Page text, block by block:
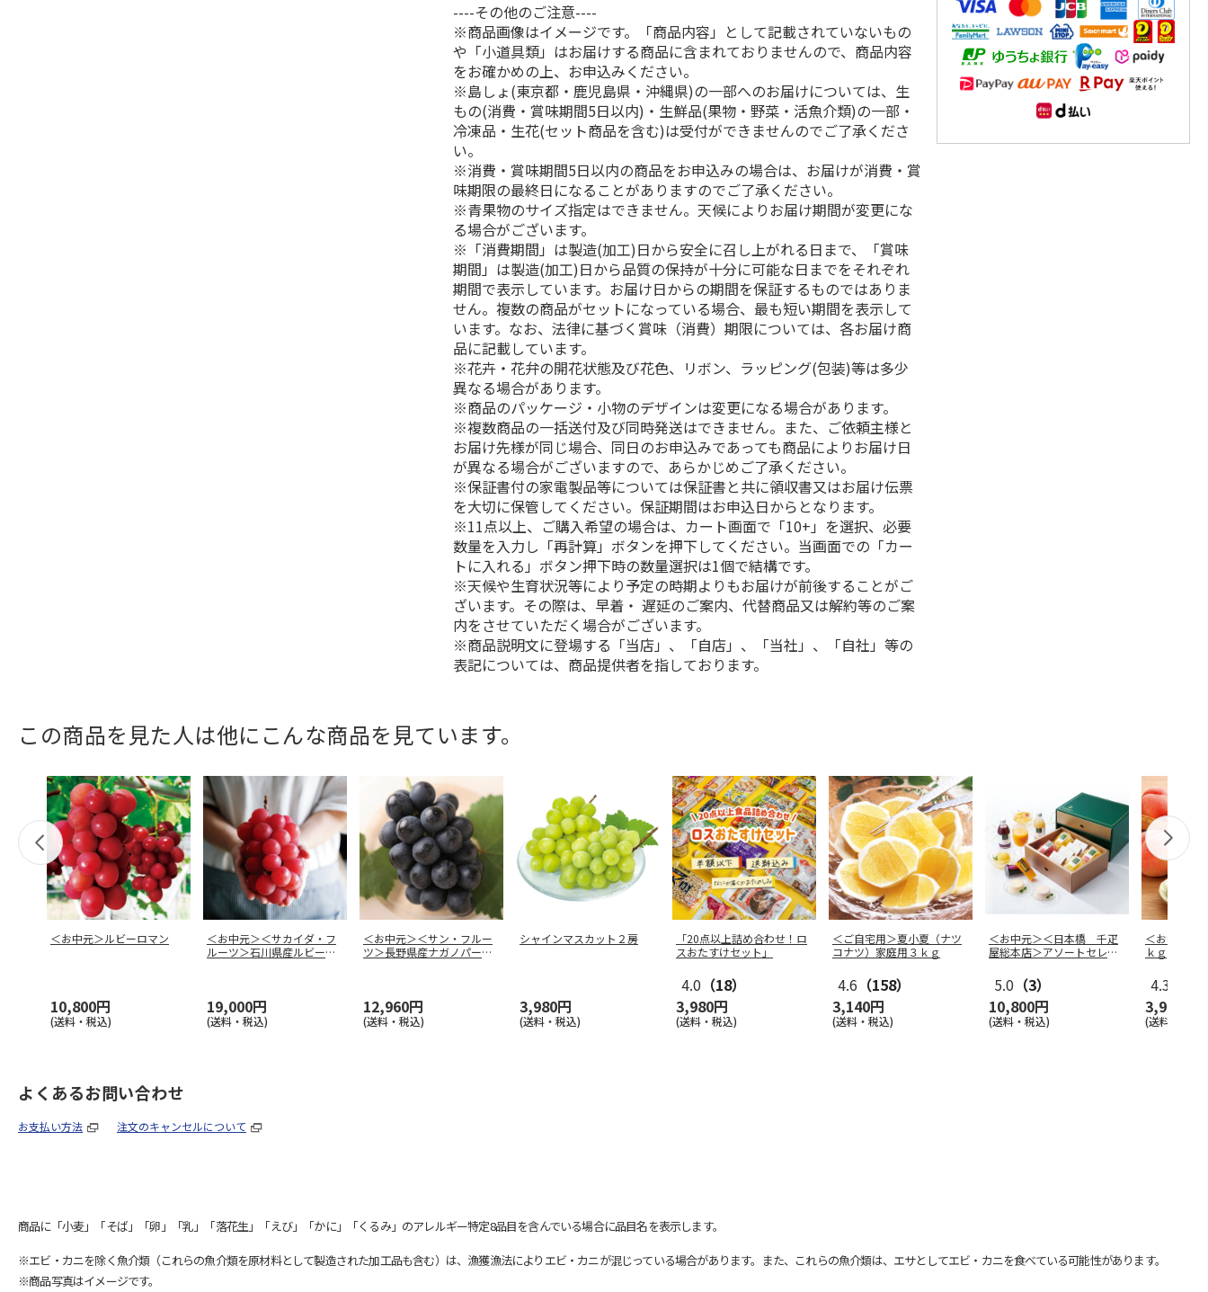
----その他のご注意----
※商品画像はイメージです。「商品内容」として記載されていないもの
や「小道具類」はお届けする商品に含まれておりませんので、商品内容
をお確かめの上、お申込みください。
※島しょ(東京都・鹿児島県・沖縄県)の一部へのお届けについては、生
もの(消費・賞味期間5日以内)・生鮮品(果物・野菜・活魚介類)の一部・
冷凍品・生花(セット商品を含む)は受付ができませんのでご了承くださ
い。
※消費・賞味期間5日以内の商品をお申込みの場合は、お届けが消費・賞
味期限の最終日になることがありますのでご了承ください。
※青果物のサイズ指定はできません。天候によりお届け期間が変更にな
る場合がございます。
※「消費期間」は製造(加工)日から安全に召し上がれる日まで、「賞味
期間」は製造(加工)日から品質の保持が十分に可能な日までをそれぞれ
期間で表示しています。お届け日からの期間を保証するものではありま
せん。複数の商品がセットになっている場合、最も短い期間を表示して
います。なお、法律に基づく賞味（消費）期限については、各お届け商
品に記載しています。
※花卉・花弁の開花状態及び花色、リボン、ラッピング(包装)等は多少
異なる場合があります。
※商品のパッケージ・小物のデザインは変更になる場合があります。
※複数商品の一括送付及び同時発送はできません。また、ご依頼主様と
お届け先様が同じ場合、同日のお申込みであっても商品によりお届け日
が異なる場合がございますので、あらかじめご了承ください。
※保証書付の家電製品等については保証書と共に領収書又はお届け伝票
を大切に保管してください。保証期間はお申込日からとなります。
※11点以上、ご購入希望の場合は、カート画面で「10+」を選択、必要
数量を入力し「再計算」ボタンを押下してください。当画面での「カー
トに入れる」ボタン押下時の数量選択は1個で結構です。
※天候や生育状況等により予定の時期よりもお届けが前後することがご
ざいます。その際は、早着・ 遅延のご案内、代替商品又は解約等のご案
内をさせていただく場合がございます。
※商品説明文に登場する「当店」、「自店」、「当社」、「自社」等の
表記については、商品提供者を指しております。
この商品を見た人は他にこんな商品を見ています。
＜お中元＞ルビーロマン
10,800円
(送料・税込)
＜お中元＞＜サカイダ・フ
ルーツ＞石川県産ルビーロ
19,000円
(送料・税込)
＜お中元＞＜サン・フルー
ツ＞長野県産ナガノパープ
12,960円
(送料・税込)
シャインマスカット２房
3,980円
(送料・税込)
「20点以上詰め合わせ！ロ
スおたすけセット」
4.0 （18）
3,980円
(送料・税込)
＜ご自宅用＞夏小夏（ナツ
コナツ）家庭用３ｋｇ
4.6 （158）
3,140円
(送料・税込)
＜お中元＞＜日本橋 千疋
屋総本店＞アソートセレク
5.0 （3）
10,800円
(送料・税込)
＜お中元＞
ｋｇ
4.3
3,980円
(送料・税込)
よくあるお問い合わせ
お支払い方法 注文のキャンセルについて
商品に「小麦」「そば」「卵」「乳」「落花生」「えび」「かに」「くるみ」のアレルギー特定8品目を含んでいる場合に品目名を表示します。
※エビ・カニを除く魚介類（これらの魚介類を原材料として製造された加工品も含む）は、漁獲漁法によりエビ・カニが混じっている場合があります。また、これらの魚介類は、エサとしてエビ・カニを食べている可能性があります。
※商品写真はイメージです。